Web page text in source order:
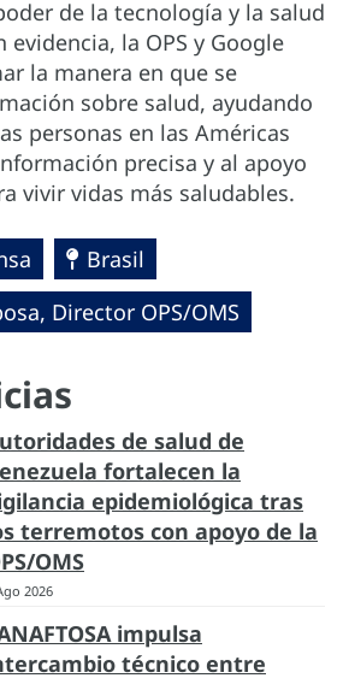
de la tecnología y la salud
evidencia, la OPS y Google
la manera en que se
sobre salud, ayudando
personas en las Américas
precisa y al apoyo
vivir vidas más saludables.
Brasil
Director OPS/OMS
de salud de
fortalecen la
epidemiológica tras
terremotos con apoyo de la
OMS
2026
impulsa
técnico entre